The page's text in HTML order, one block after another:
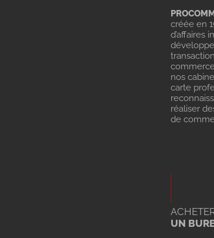
créée en
d’affaires
nos
carte
réaliser
de
UN